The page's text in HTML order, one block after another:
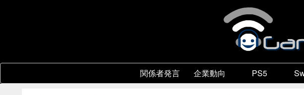
関係者発言 企業動向 PS5